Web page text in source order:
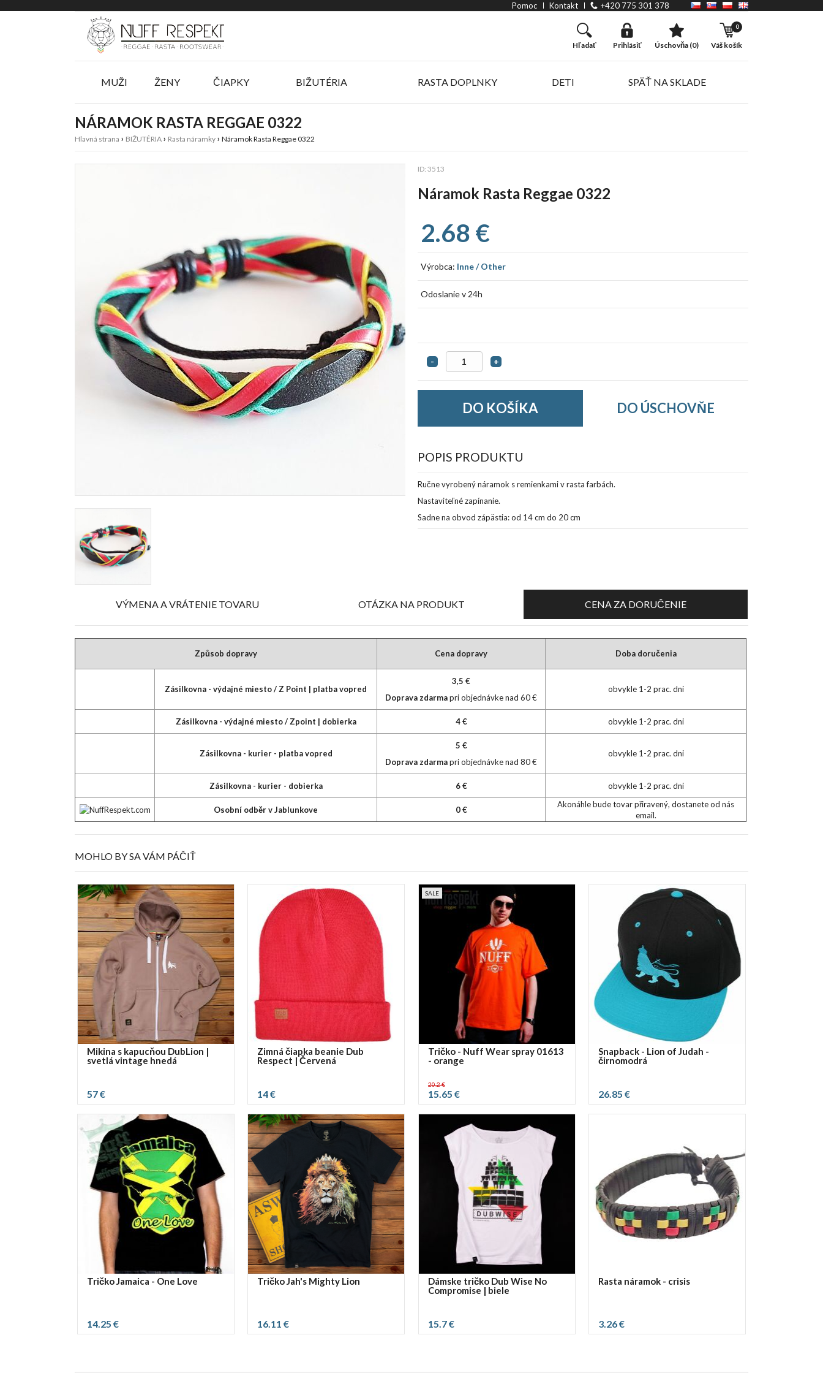
Pomoc Kontakt +420 775 301 378
hľadať prihlásiť úschovňa (0) váš košík
0
Menu
MUŽI ŽENY ČIAPKY BIŽUTÉRIA RASTA DOPLNKY DETI SPÄŤ NA SKLADE
NÁRAMOK RASTA REGGAE 0322
Hlavná strana › BIŽUTÉRIA › Rasta náramky › Náramok Rasta Reggae 0322
ID: 3513
Náramok Rasta Reggae 0322
2.68 €
Výrobca: Inne / Other
Odoslanie v 24h
- +
DO ÚSCHOVŇE
POPIS PRODUKTU
Ručne vyrobený náramok s remienkami v rasta farbách.
Nastaviteľné zapínanie.
Sadne na obvod zápästia: od 14 cm do 20 cm
VÝMENA A VRÁTENIE TOVARU OTÁZKA NA PRODUKT CENA ZA DORUČENIE
Způsob dopravy Cena dopravy Doba doručenia
Zásilkovna - výdajné miesto / Z Point | platba vopred
3,5 €
Doprava zdarmapri objednávke nad 60 €
obvykle 1-2 prac. dni
Zásilkovna - výdajné miesto / Zpoint | dobierka 4 € obvykle 1-2 prac. dni
Zásilkovna - kurier - platba vopred
5 €
Doprava zdarmapri objednávke nad 80 €
obvykle 1-2 prac. dni
Zásilkovna - kurier - dobierka 6 € obvykle 1-2 prac. dni
Osobní odběr v Jablunkove 0 €
Akonáhle bude tovar přiravený, dostanete od nás
email.
MOHLO BY SA VÁM PÁČIŤ
Mikina s kapucňou DubLion |
svetlá vintage hnedá
57 €
vybrať rozmer:
S M
Zimná čiapka beanie Dub
Respect | Červená
14 €
SALE
Tričko - Nuff Wear spray 01613
- orange
20.2 €
15.65 €
vybrať rozmer:
Snapback - Lion of Judah -
čirnomodrá
26.85 €
Tričko Jamaica - One Love
14.25 €
Tričko Jah's Mighty Lion
16.11 €
Dámske tričko Dub Wise No
Compromise | biele
15.7 €
Rasta náramok - crisis
3.26 €